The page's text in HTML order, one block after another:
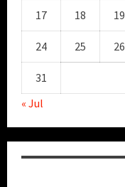
17 18 19
24 25 26
31
« Jul